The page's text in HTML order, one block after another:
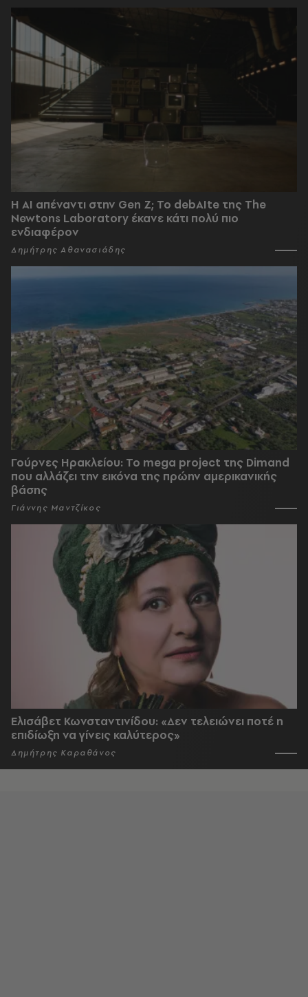
Η AI απέναντι στην Gen Z; Το debAIte της The
Newtons Laboratory έκανε κάτι πολύ πιο
ενδιαφέρον
Δημήτρης Αθανασιάδης
Γούρνες Ηρακλείου: To mega project της Dimand
που αλλάζει την εικόνα της πρώην αμερικανικής
βάσης
Γιάννης Μαντζίκος
Ελισάβετ Κωνσταντινίδου: «Δεν τελειώνει ποτέ η
επιδίωξη να γίνεις καλύτερος»
Δημήτρης Καραθάνος